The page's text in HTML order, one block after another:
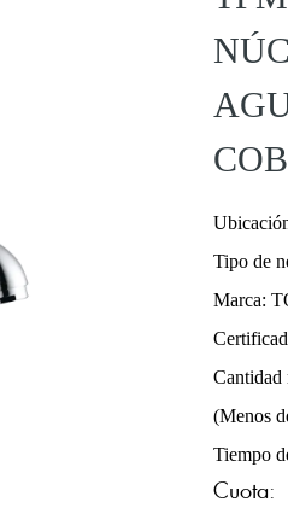
Tipo de
Marca:
Cantidad
(Menos
Tiempo
Cuota: